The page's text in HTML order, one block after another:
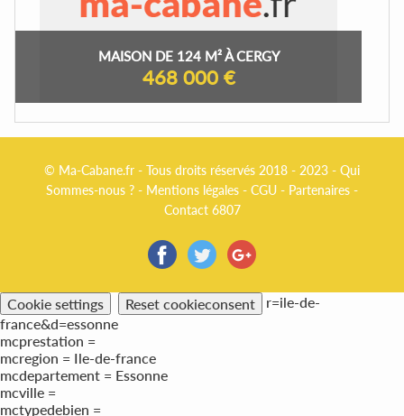
MAISON DE 124 M² À CERGY
468 000 €
© Ma-Cabane.fr - Tous droits réservés 2018 - 2023 - Qui
Sommes-nous ? - Mentions légales - CGU - Partenaires -
Contact 6807
Cookie settings Reset cookieconsent
r=ile-de-
france&d=essonne
mcprestation =
mcregion = Ile-de-france
mcdepartement = Essonne
mcville =
mctypedebien =